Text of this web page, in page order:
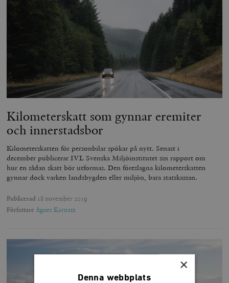
Kilometerskatt som gynnar eremiter
och innerstadsbor
Kilometerskatten för personbilar spökar på nytt. Senast i
december publicerar IVL Svenska Miljöinstitutet sin rapport om
hur en sådan skatt bör utformas. Den föreslagna kilometerskatten
gynnar dock varken landsbygden eller miljön, bara statskassan.
Publicerad 18 november 2019
Författare Agnes Karnatz
×
Denna webbplats